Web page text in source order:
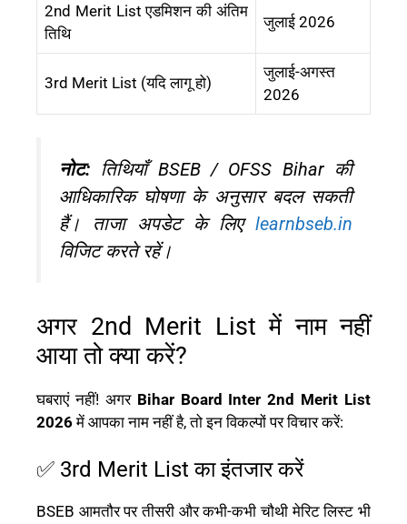
2nd Merit List एडमिशन की अंतिम
तिथि
जुलाई 2026
3rd Merit List (यदि लागू हो)
जुलाई-अगस्त
2026
नोट: तिथियाँ BSEB / OFSS Bihar की
आधिकारिक घोषणा के अनुसार बदल सकती
हैं। ताजा अपडेट के लिए learnbseb.in
विजिट करते रहें।
अगर 2nd Merit List में नाम नहीं
आया तो क्या करें?
घबराएं नहीं! अगर Bihar Board Inter 2nd Merit List
2026में आपका नाम नहीं है, तो इन विकल्पों पर विचार करें:
✅ 3rd Merit List का इंतजार करें
BSEB आमतौर पर तीसरी और कभी-कभी चौथी मेरिट लिस्ट भी